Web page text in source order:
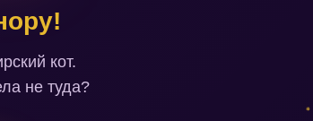
кот.
не туда?